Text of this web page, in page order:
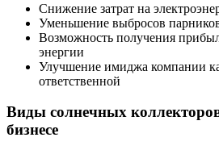
Снижение затрат на
Уменьшение выбросов
Возможность получения
энергии
Улучшение имиджа компании
ответственной
Виды солнечных
бизнесе